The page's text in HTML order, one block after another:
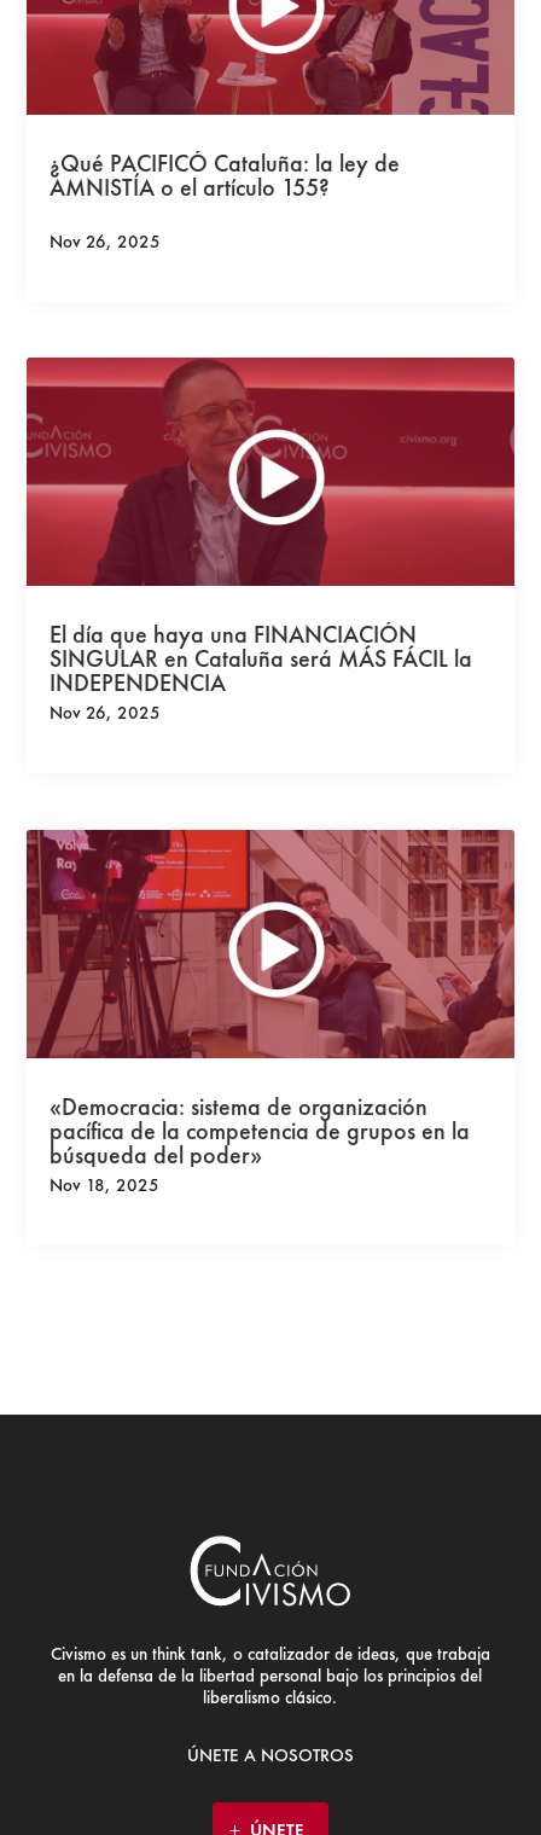
¿Qué PACIFICÓ Cataluña: la ley de
AMNISTÍA o el artículo 155?
Nov 26, 2025
El día que haya una FINANCIACIÓN
SINGULAR en Cataluña será MÁS FÁCIL la
INDEPENDENCIA
Nov 26, 2025
«Democracia: sistema de organización
pacífica de la competencia de grupos en la
búsqueda del poder»
Nov 18, 2025
Civismo es un think tank, o catalizador de ideas, que trabaja
en la defensa de la libertad personal bajo los principios del
liberalismo clásico.
ÚNETE A NOSOTROS
ÚNETE